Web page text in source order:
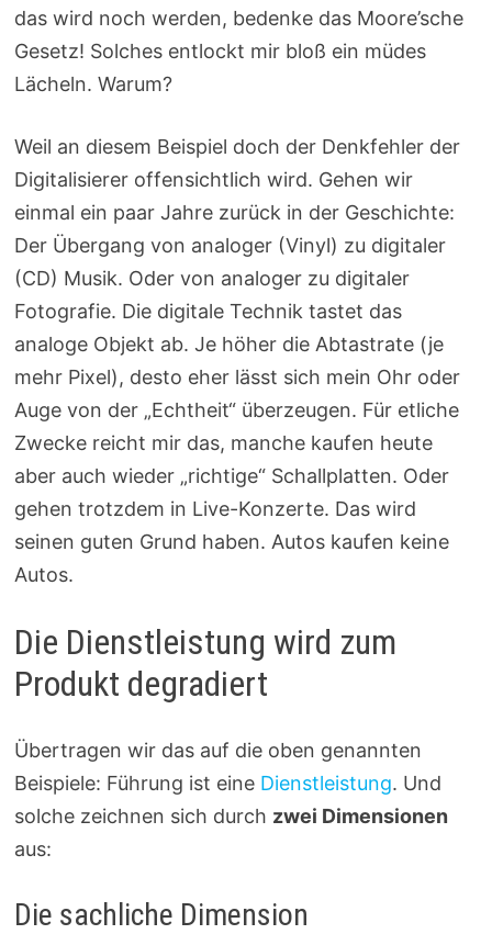
das wird noch werden, bedenke das Moore’sche
Gesetz! Solches entlockt mir bloß ein müdes
Lächeln. Warum?
Weil an diesem Beispiel doch der Denkfehler der
Digitalisierer offensichtlich wird. Gehen wir
einmal ein paar Jahre zurück in der Geschichte:
Der Übergang von analoger (Vinyl) zu digitaler
(CD) Musik. Oder von analoger zu digitaler
Fotografie. Die digitale Technik tastet das
analoge Objekt ab. Je höher die Abtastrate (je
mehr Pixel), desto eher lässt sich mein Ohr oder
Auge von der „Echtheit“ überzeugen. Für etliche
Zwecke reicht mir das, manche kaufen heute
aber auch wieder „richtige“ Schallplatten. Oder
gehen trotzdem in Live-Konzerte. Das wird
seinen guten Grund haben. Autos kaufen keine
Autos.
Die Dienstleistung wird zum
Produkt degradiert
Übertragen wir das auf die oben genannten
Beispiele: Führung ist eine Dienstleistung. Und
solche zeichnen sich durch zwei Dimensionen
aus:
Die sachliche Dimension